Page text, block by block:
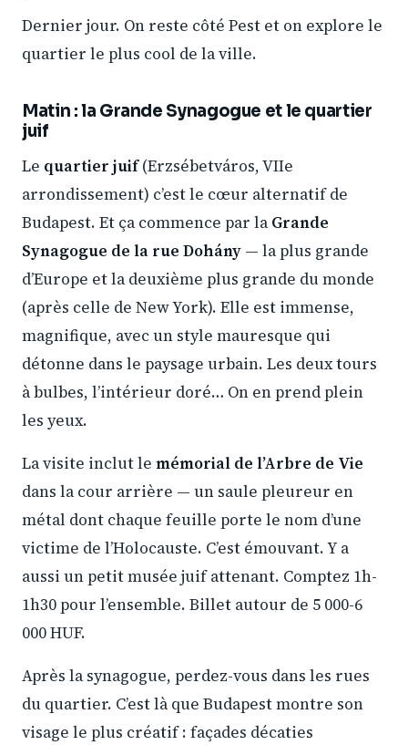
Dernier jour. On reste côté Pest et on explore le
quartier le plus cool de la ville.
Matin : la Grande Synagogue et le quartier
juif
Le quartier juif(Erzsébetváros, VIIe
arrondissement) c’est le cœur alternatif de
Budapest. Et ça commence par laGrande
Synagogue de la rue Dohány — la plus grande
d’Europe et la deuxième plus grande du monde
(après celle de New York). Elle est immense,
magnifique, avec un style mauresque qui
détonne dans le paysage urbain. Les deux tours
à bulbes, l’intérieur doré… On en prend plein
les yeux.
La visite inclut le mémorial de l’Arbre de Vie
dans la cour arrière — un saule pleureur en
métal dont chaque feuille porte le nom d’une
victime de l’Holocauste. C’est émouvant. Y a
aussi un petit musée juif attenant. Comptez 1h-
1h30 pour l’ensemble. Billet autour de 5 000-6
000 HUF.
Après la synagogue, perdez-vous dans les rues
du quartier. C’est là que Budapest montre son
visage le plus créatif : façades décaties